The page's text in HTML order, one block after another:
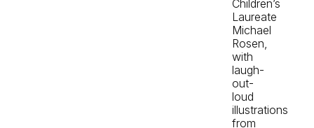
Children’s
Laureate
Michael
Rosen,
with
laugh-
out-
loud
illustrations
from